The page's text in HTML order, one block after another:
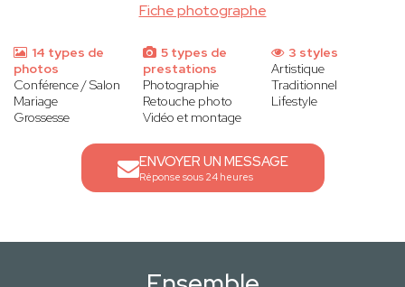
Fiche photographe
14 types de
photos
Conférence / Salon
Mariage
Grossesse
5 types de
prestations
Photographie
Retouche photo
Vidéo et montage
3 styles
Artistique
Traditionnel
Lifestyle
ENVOYER UN MESSAGE
Réponse sous 24 heures